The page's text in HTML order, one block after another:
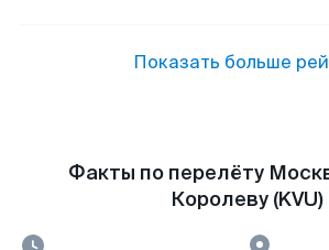
Показать больше
Факты по перелёту
Королеву (KVU)